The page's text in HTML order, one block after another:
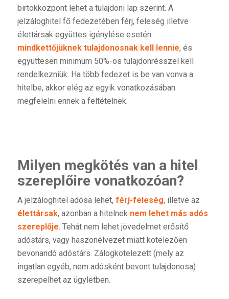
birtokközpont lehet a tulajdoni lap szerint. A
jelzáloghitel fő fedezetében férj, feleség illetve
élettársak együttes igénylése esetén
mindkettőjüknek tulajdonosnak kell lennie, és
együttesen minimum 50%-os tulajdonrésszel kell
rendelkezniük. Ha több fedezet is be van vonva a
hitelbe, akkor elég az egyik vonatkozásában
megfelelni ennek a feltételnek.
Milyen megkötés van a hitel
szereplőire vonatkozóan?
A jelzáloghitel adósa lehet, férj-feleség, illetve az
élettársak, azonban a hitelnek nem lehet más adós
szereplője . Tehát nem lehet jövedelmet erősítő
adóstárs, vagy haszonélvezet miatt kötelezően
bevonandó adóstárs. Zálogkötelezett (mely az
ingatlan egyéb, nem adósként bevont tulajdonosa)
szerepelhet az ügyletben.